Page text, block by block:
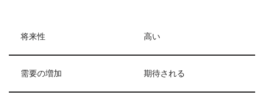
将来性 高い
需要の増加 期待される